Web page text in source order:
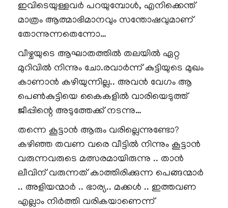
ഇവിടെയുള്ളവർ പറയുമ്പോൾ, എനിക്കെന്ത്
മാത്രം ആത്മാഭിമാനവും സന്തോഷവുമാണ്
തോന്നുന്നതെന്നോ…
വീഴ്ചയുടെ ആഘാതത്തിൽ തലയിൽ ഏറ്റ
മുറിവിൽ നിന്നും ചോ.രവാർന്ന് കുട്ടിയുടെ മുഖം
കാണാൻ കഴിയുന്നില്ല.. അവൻ വേഗം ആ
പെൺകുട്ടിയെ കൈകളിൽ വാരിയെടുത്ത്
ജീപ്പിന്റെ അടുത്തേക്ക് നടന്നു…
തന്നെ കൂട്ടാൻ ആരും വരില്ലെന്നുണ്ടോ?
കഴിഞ്ഞ തവണ വരെ വീട്ടിൽ നിന്നും കൂട്ടാൻ
വരുന്നവരുടെ മത്സരമായിരുന്നു .. താൻ
ലീവിന് വരുന്നത് കാത്തിരിക്കുന്ന പെങ്ങന്മാർ
.. അളിയന്മാർ .. ഭാര്യ.. മക്കൾ .. ഇത്തവണ
എല്ലാം നിർത്തി വരികയാണെന്ന്